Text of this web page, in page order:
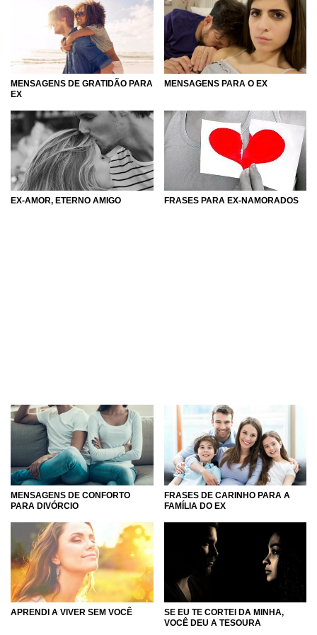
MENSAGENS DE GRATIDÃO PARA
EX
MENSAGENS PARA O EX
EX-AMOR, ETERNO AMIGO FRASES PARA EX-NAMORADOS
MENSAGENS DE CONFORTO
PARA DIVÓRCIO
FRASES DE CARINHO PARA A
FAMÍLIA DO EX
APRENDI A VIVER SEM VOCÊ
SE EU TE CORTEI DA MINHA,
VOCÊ DEU A TESOURA